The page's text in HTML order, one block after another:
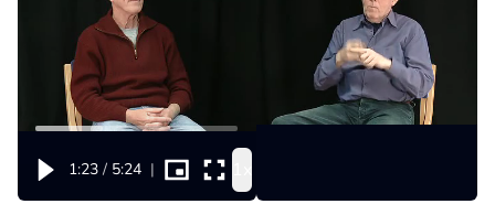
1:23 / 5:24 |